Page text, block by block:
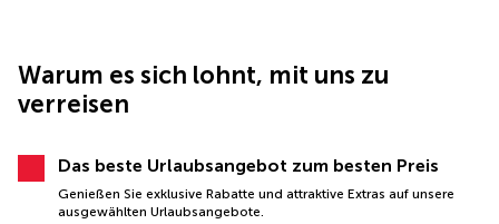
Warum es sich lohnt, mit uns zu
verreisen
Das beste Urlaubsangebot zum besten Preis
Genießen Sie exklusive Rabatte und attraktive Extras auf unsere
ausgewählten Urlaubsangebote.